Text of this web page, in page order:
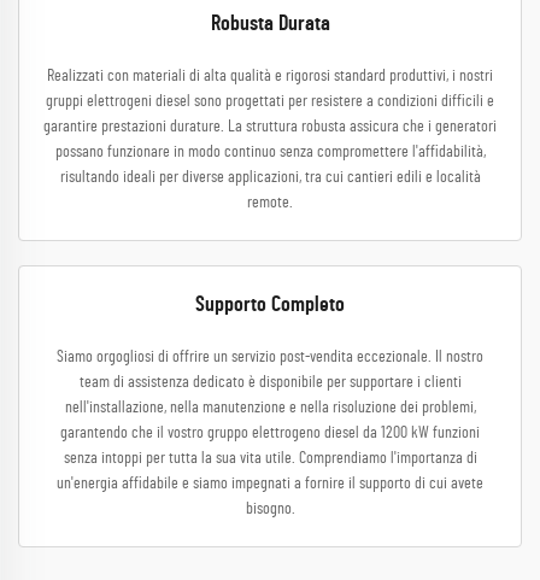
Robusta Durata
Realizzati con materiali di alta qualità e rigorosi standard produttivi, i nostri
gruppi elettrogeni diesel sono progettati per resistere a condizioni difficili e
garantire prestazioni durature. La struttura robusta assicura che i generatori
possano funzionare in modo continuo senza compromettere l'affidabilità,
risultando ideali per diverse applicazioni, tra cui cantieri edili e località
remote.
Supporto Completo
Siamo orgogliosi di offrire un servizio post-vendita eccezionale. Il nostro
team di assistenza dedicato è disponibile per supportare i clienti
nell'installazione, nella manutenzione e nella risoluzione dei problemi,
garantendo che il vostro gruppo elettrogeno diesel da 1200 kW funzioni
senza intoppi per tutta la sua vita utile. Comprendiamo l'importanza di
un'energia affidabile e siamo impegnati a fornire il supporto di cui avete
bisogno.